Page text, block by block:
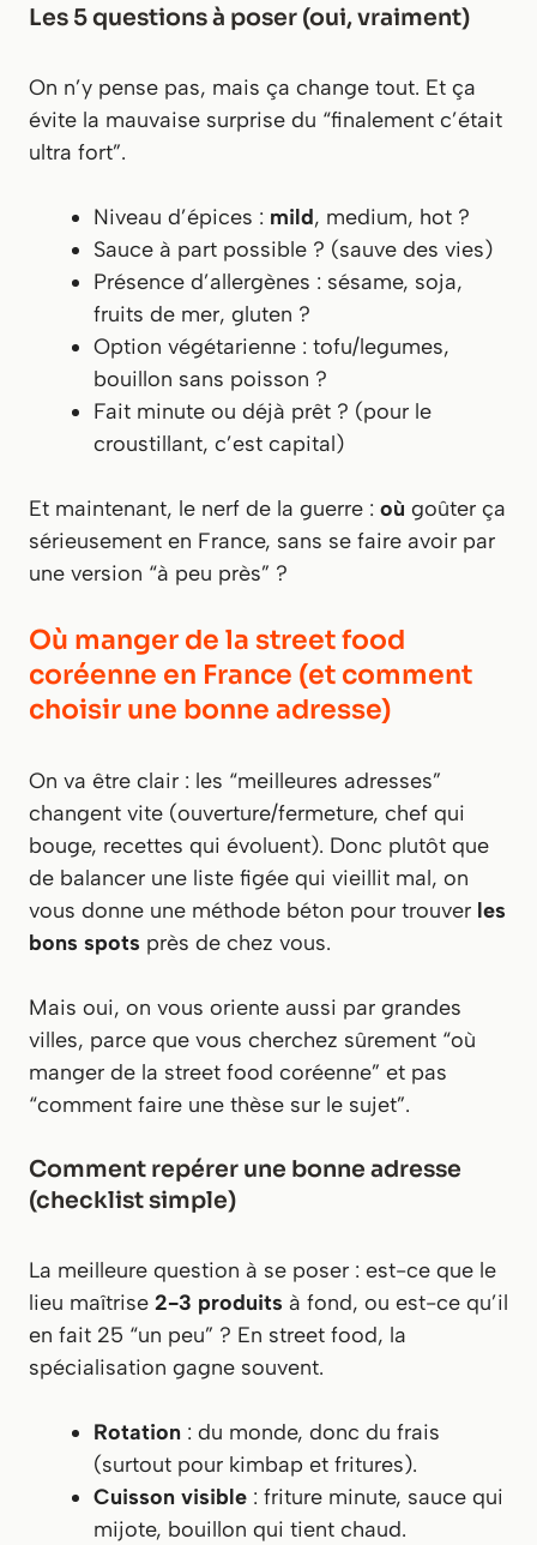
Les 5 questions à poser (oui, vraiment)
On n’y pense pas, mais ça change tout. Et ça
évite la mauvaise surprise du “finalement c’était
ultra fort”.
Niveau d’épices : mild, medium, hot ?
Sauce à part possible ? (sauve des vies)
Présence d’allergènes : sésame, soja,
fruits de mer, gluten ?
Option végétarienne : tofu/legumes,
bouillon sans poisson ?
Fait minute ou déjà prêt ? (pour le
croustillant, c’est capital)
Et maintenant, le nerf de la guerre : où goûter ça
sérieusement en France, sans se faire avoir par
une version “à peu près” ?
Où manger de la street food
coréenne en France (et comment
choisir une bonne adresse)
On va être clair : les “meilleures adresses”
changent vite (ouverture/fermeture, chef qui
bouge, recettes qui évoluent). Donc plutôt que
de balancer une liste figée qui vieillit mal, on
vous donne une méthode béton pour trouver les
bons spots près de chez vous.
Mais oui, on vous oriente aussi par grandes
villes, parce que vous cherchez sûrement “où
manger de la street food coréenne” et pas
“comment faire une thèse sur le sujet”.
Comment repérer une bonne adresse
(checklist simple)
La meilleure question à se poser : est-ce que le
lieu maîtrise 2-3 produits à fond, ou est-ce qu’il
en fait 25 “un peu” ? En street food, la
spécialisation gagne souvent.
Rotation : du monde, donc du frais
(surtout pour kimbap et fritures).
Cuisson visible : friture minute, sauce qui
mijote, bouillon qui tient chaud.